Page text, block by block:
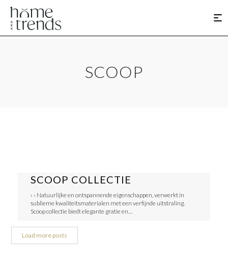
SCOOP
SCOOP COLLECTIE
‹ › Natuurlijke en ontspannende eigenschappen, verwerkt in
sublieme kwaliteitsmaterialen met een verfijnde uitstraling.
Scoop collectie biedt elegante gratie en…
Load more posts